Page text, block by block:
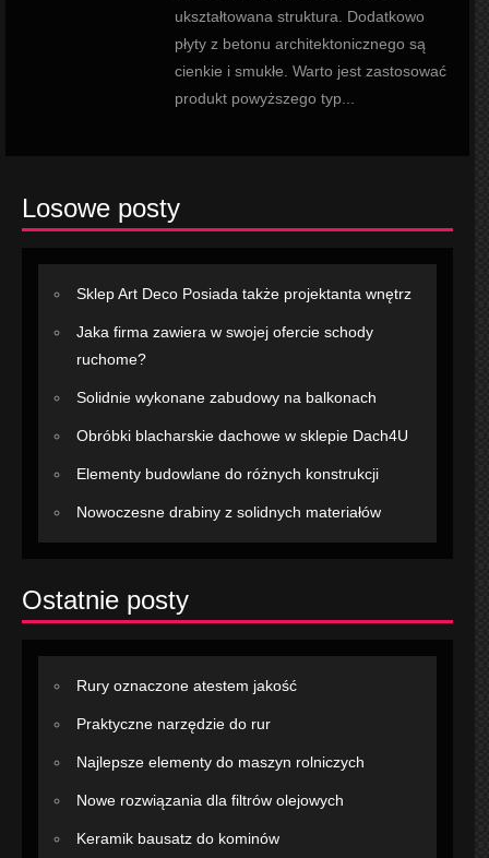
ukształtowana struktura. Dodatkowo
płyty z betonu architektonicznego są
cienkie i smukłe. Warto jest zastosować
produkt powyższego typ...
Losowe posty
Sklep Art Deco Posiada także projektanta wnętrz
Jaka firma zawiera w swojej ofercie schody
ruchome?
Solidnie wykonane zabudowy na balkonach
Obróbki blacharskie dachowe w sklepie Dach4U
Elementy budowlane do różnych konstrukcji
Nowoczesne drabiny z solidnych materiałów
Ostatnie posty
Rury oznaczone atestem jakość
Praktyczne narzędzie do rur
Najlepsze elementy do maszyn rolniczych
Nowe rozwiązania dla filtrów olejowych
Keramik bausatz do kominów